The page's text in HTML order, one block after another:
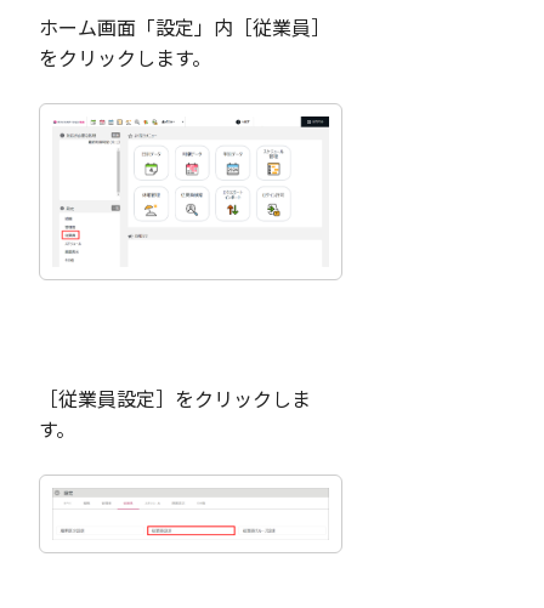
ホーム画面「設定」内［従業員］
をクリックします。
［従業員設定］をクリックしま
す。